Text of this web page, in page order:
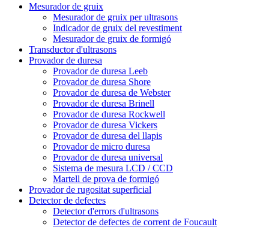
Mesurador de gruix
Mesurador de gruix per ultrasons
Indicador de gruix del revestiment
Mesurador de gruix de formigó
Transductor d'ultrasons
Provador de duresa
Provador de duresa Leeb
Provador de duresa Shore
Provador de duresa de Webster
Provador de duresa Brinell
Provador de duresa Rockwell
Provador de duresa Vickers
Provador de duresa del llapis
Provador de micro duresa
Provador de duresa universal
Sistema de mesura LCD / CCD
Martell de prova de formigó
Provador de rugositat superficial
Detector de defectes
Detector d'errors d'ultrasons
Detector de defectes de corrent de Foucault